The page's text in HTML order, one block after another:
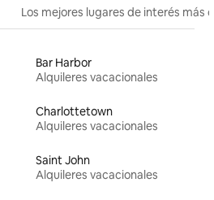
Los mejores lugares de interés más
Bar Harbor
Alquileres vacacionales
Charlottetown
Alquileres vacacionales
Saint John
Alquileres vacacionales